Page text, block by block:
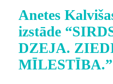
Anetes
izstāde
DZEJA.
MĪLESTĪBA.”